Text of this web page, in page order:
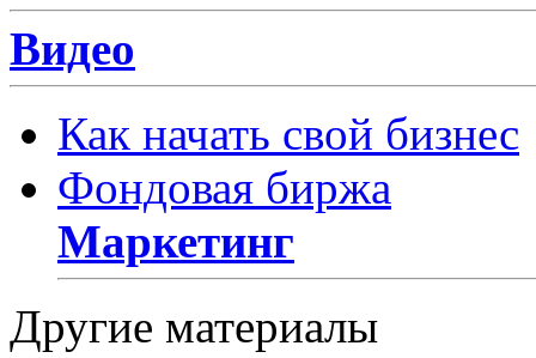
Видео
Как начать свой бизнес
Фондовая биржа
Маркетинг
Другие материалы